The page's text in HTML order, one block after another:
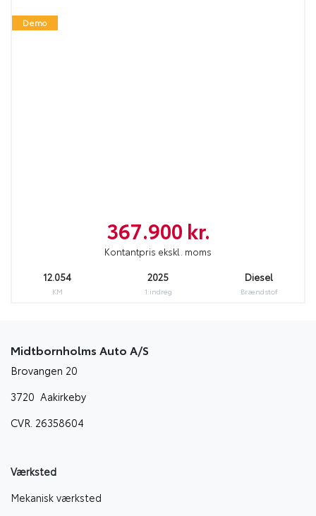
Demo
367.900 kr.
Kontantpris ekskl. moms
12.054
KM
2025
1.indreg
Diesel
Brændstof
Midtbornholms Auto A/S
Brovangen 20
3720 Aakirkeby
CVR. 26358604
Værksted
Mekanisk værksted